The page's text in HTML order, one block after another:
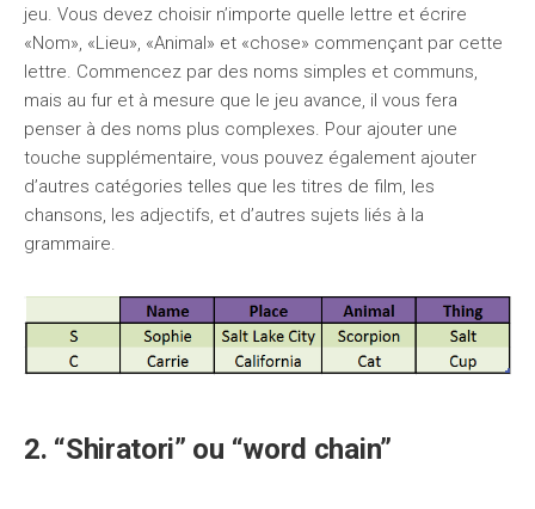
jeu. Vous devez choisir n’importe quelle lettre et écrire
«Nom», «Lieu», «Animal» et «chose» commençant par cette
lettre. Commencez par des noms simples et communs,
mais au fur et à mesure que le jeu avance, il vous fera
penser à des noms plus complexes. Pour ajouter une
touche supplémentaire, vous pouvez également ajouter
d’autres catégories telles que les titres de film, les
chansons, les adjectifs, et d’autres sujets liés à la
grammaire.
2. “Shiratori” ou “word chain”